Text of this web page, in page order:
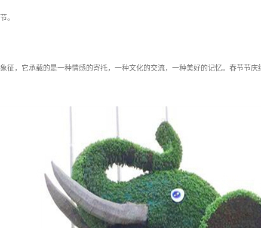
。
征，它承载的是一种情感的寄托，一种文化的交流，一种美好的记忆。春节节